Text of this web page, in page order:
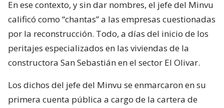
En ese contexto, y sin dar nombres, el jefe del Minvu
calificó como “chantas” a las empresas cuestionadas
por la reconstrucción. Todo, a días del inicio de los
peritajes especializados en las viviendas de la
constructora San Sebastián en el sector El Olivar.
Los dichos del jefe del Minvu se enmarcaron en su
primera cuenta pública a cargo de la cartera de